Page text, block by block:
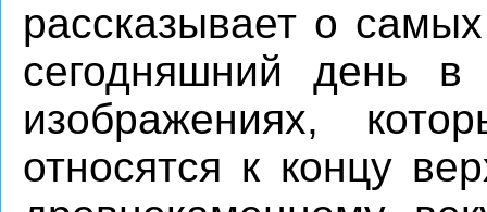
рассказывает о
сегодняшний день в
изображениях,
относятся к концу